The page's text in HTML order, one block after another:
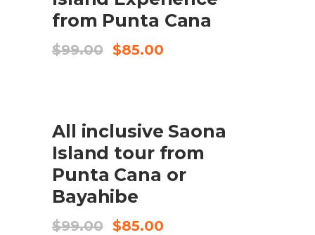
from Punta Cana
$99.00
El
$85.00El
BOOK HERE
All inclusive Saona
Island tour from
Punta Cana or
Bayahibe
$99.00
El
$85.00El